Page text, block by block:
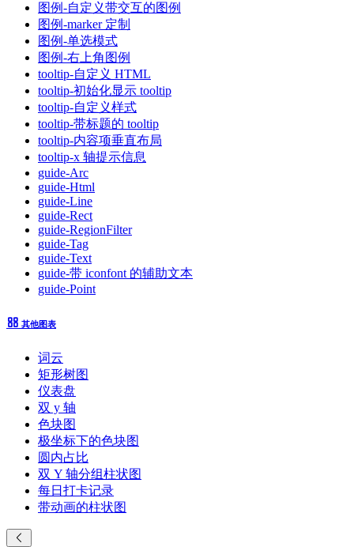
图例-自定义带交互的图例
图例-marker 定制
图例-单选模式
图例-右上角图例
tooltip-自定义 HTML
tooltip-初始化显示 tooltip
tooltip-自定义样式
tooltip-带标题的 tooltip
tooltip-内容项垂直布局
tooltip-x 轴提示信息
guide-Arc
guide-Html
guide-Line
guide-Rect
guide-RegionFilter
guide-Tag
guide-Text
guide-带 iconfont 的辅助文本
guide-Point
其他图表
词云
矩形树图
仪表盘
双 y 轴
色块图
极坐标下的色块图
圆内占比
双 Y 轴分组柱状图
每日打卡记录
带动画的柱状图